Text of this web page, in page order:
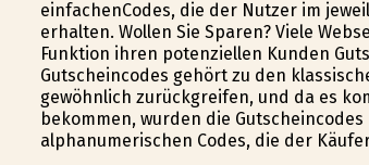
einfachenCodes, die der Nutzer im
erhalten. Wollen Sie Sparen? Viele
Funktion ihren potenziellen Kunden
Gutscheincodes gehört zu den
gewöhnlich zurückgreifen, und da es
bekommen, wurden die
alphanumerischen Codes, die der